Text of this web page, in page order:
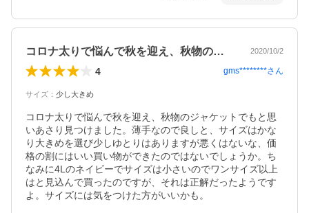
コロナ太りで悩んで秋を迎え、秋物のジャ… 2020/10/2
4 gms********さん
サイズ ： 少し大きめ
コロナ太りで悩んで秋を迎え、秋物のジャケットでもと思
いあさり見つけました。薄手なので良しと、サイズはかな
り大きめを選び少しゆとりはありますが悪くはないな、価
格の割にはいい買い物ができたのではないでしょうか。ち
なみに4Lのネイビーでサイズは小さいのでワンサイズ以上
はと見込んで買ったのですが、それは正解だったようです
よ。サイズには気をつけた方がいいかも。